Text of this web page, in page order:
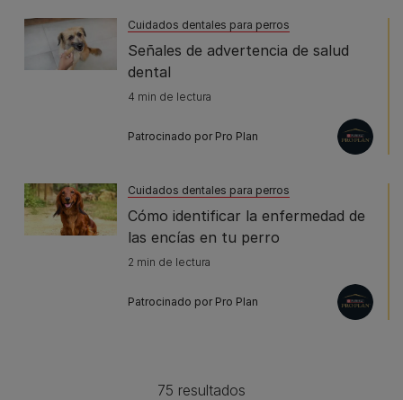
Cuidados dentales para perros
Señales de advertencia de salud
dental
4 min de lectura
Patrocinado por Pro Plan
Cuidados dentales para perros
Cómo identificar la enfermedad de
las encías en tu perro
2 min de lectura
Patrocinado por Pro Plan
75 resultados